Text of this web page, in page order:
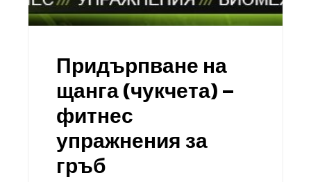
Придърпване на
щанга (чукчета) –
фитнес
упражнения за
гръб